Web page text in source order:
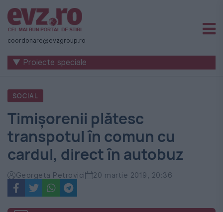
Știri
naționale
internaționale
România
Evenimentul
Zilei
coordonare@evzgroup.ro
▼ Proiecte speciale
SOCIAL
Timișorenii plătesc
transpotul în comun cu
cardul, direct în autobuz
Georgeta Petrovici 20 martie 2019, 20:36